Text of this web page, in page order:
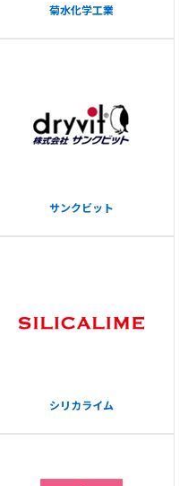
菊水化学工業
サンクビット
シリカライム